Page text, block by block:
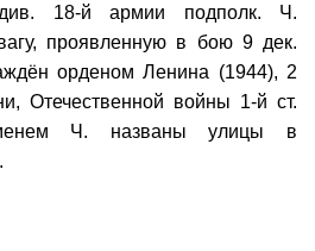
див. 18-й армии подполк. Ч.
проявленную в бою 9 дек.
орденом Ленина (1944), 2
Отечественной войны 1-й ст.
Ч. названы улицы в